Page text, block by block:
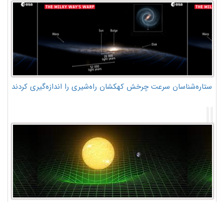
ستاره‌شناسان سرعت چرخش کهکشان راه‌شیری را اندازه‌گیری کردند